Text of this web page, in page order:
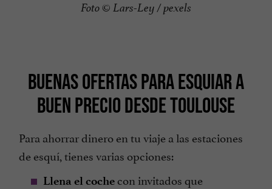
Foto © Lars-Ley / pexels
BUENAS OFERTAS PARA ESQUIAR A
BUEN PRECIO DESDE TOULOUSE
Para ahorrar dinero en tu viaje a las estaciones
de esquí, tienes varias opciones:
Llena el coche con invitados que